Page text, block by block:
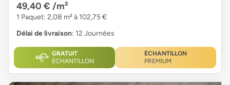
49,40 € /m²
1 Paquet: 2,08 m² à 102,75 €
Délai de livraison: 12 Journées
GRATUIT
ÉCHANTILLON
ÉCHANTILLON
PREMIUM